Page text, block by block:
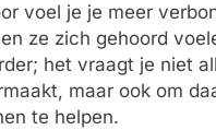
voel je je meer
ze zich gehoord
het vraagt je niet
maar ook om
te helpen.